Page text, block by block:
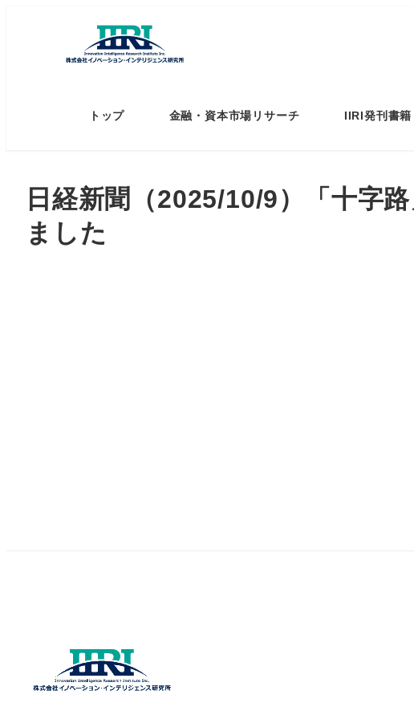
トップ 金融・資本市場リサーチ IIRI発刊書籍
日経新聞（2025/10/9）「十字
ました